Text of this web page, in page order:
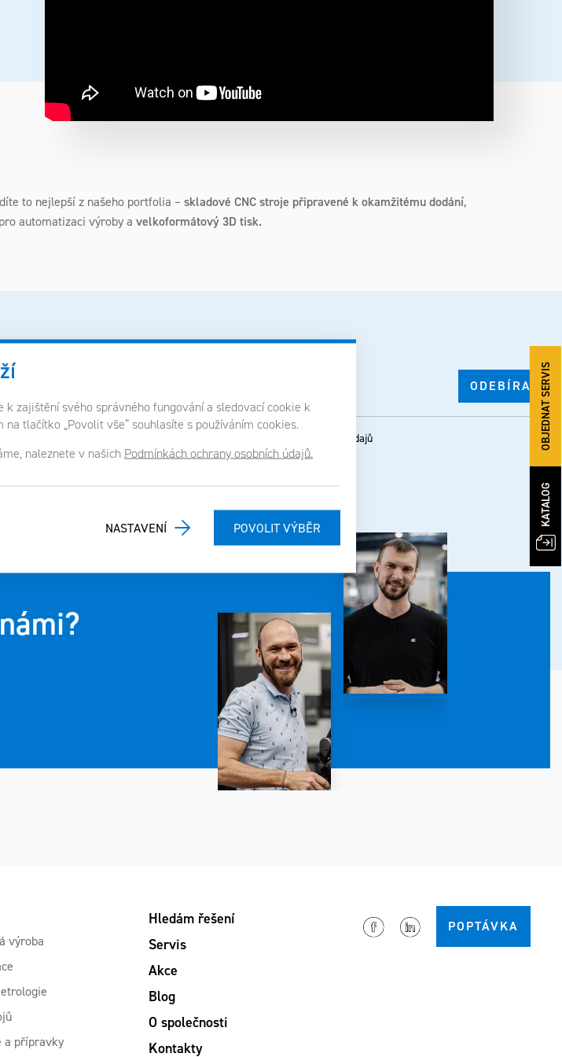
zajištění svého správného fungování a sledovací cookie k
tlačítko „Povolit vše“ souhlasíte s používáním cookies.
naleznete v našich Podmínkách ochrany osobních údajů.
NASTAVENÍ
to nejlepší z našeho portfolia – skladové CNC stroje připravené k okamžitému dodání,
automatizaci výroby a velkoformátový 3D tisk.
zpracováním osobních údajů
výroba
a přípravky
Hledám řešení
Servis
Akce
Blog
O společnosti
Kontakty
POPTÁVKA
KATALOG
OBJEDNAT SERVIS